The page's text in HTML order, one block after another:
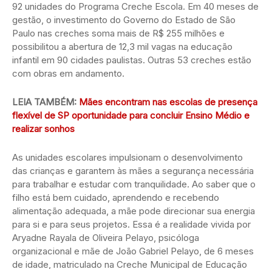
92 unidades do Programa Creche Escola. Em 40 meses de
gestão, o investimento do Governo do Estado de São
Paulo nas creches soma mais de R$ 255 milhões e
possibilitou a abertura de 12,3 mil vagas na educação
infantil em 90 cidades paulistas. Outras 53 creches estão
com obras em andamento.
LEIA TAMBÉM: Mães encontram nas escolas de presença
flexível de SP oportunidade para concluir Ensino Médio e
realizar sonhos
As unidades escolares impulsionam o desenvolvimento
das crianças e garantem às mães a segurança necessária
para trabalhar e estudar com tranquilidade. Ao saber que o
filho está bem cuidado, aprendendo e recebendo
alimentação adequada, a mãe pode direcionar sua energia
para si e para seus projetos. Essa é a realidade vivida por
Aryadne Rayala de Oliveira Pelayo, psicóloga
organizacional e mãe de João Gabriel Pelayo, de 6 meses
de idade, matriculado na Creche Municipal de Educação